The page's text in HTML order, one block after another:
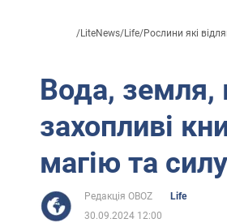
/LiteNews/Life/Рослини які
Вода, земля,
захопливі
магію та
Редакція OBOZ
Life
30.09.2024 12:00